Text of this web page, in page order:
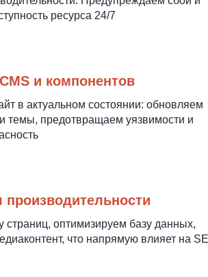
ресурса 24/7
и компонентов
в актуальном состоянии: обновляем
темы, предотвращаем уязвимости и
страниц, оптимизируем базу данных,
что напрямую влияет на